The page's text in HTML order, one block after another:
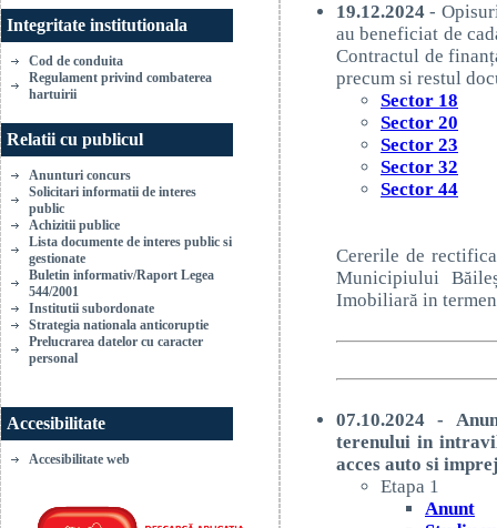
Integritate institutionala
Cod de conduita
Regulament privind combaterea
hartuirii
Relatii cu publicul
Anunturi concurs
Solicitari informatii de interes
public
Achizitii publice
Lista documente de interes public si
gestionate
Buletin informativ/Raport Legea
544/2001
Institutii subordonate
Strategia nationala anticoruptie
Prelucrarea datelor cu caracter
personal
Accesibilitate
Accesibilitate web
19.12.2024 -
au beneficiat de
Contractul de
precum si restul
Sector 18
Sector 20
Sector 23
Sector 32
Sector 44
Cererile de
Municipiului
Imobiliară in
07.10.2024 -
terenului in
acces auto si
Etapa 1
Anunt